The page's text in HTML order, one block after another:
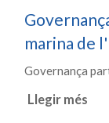
marina de
Governança
Llegir més